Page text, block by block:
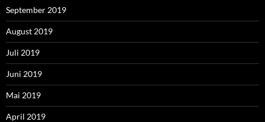
September 2019
August 2019
Juli 2019
Juni 2019
Mai 2019
April 2019